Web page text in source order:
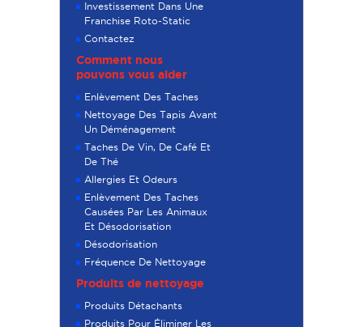
Investissement Dans Une
Franchise Roto-Static
Contactez
Comment nous
pouvons vous aider
Enlèvement Des Taches
Nettoyage Des Tapis Avant
Un Déménagement
Taches De Vin, De Café Et
De Thé
Allergies Et Odeurs
Enlèvement Des Taches
Causées Par Les Animaux
Et Désodorisation
Désodorisation
Fréquence De Nettoyage
Produits de nettoyage
Produits Détachants
Produits Pour Éliminer Les